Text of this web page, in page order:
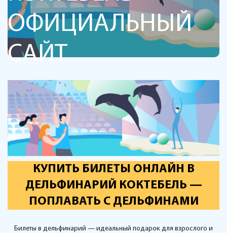
ОФИЦИАЛЬНЫЙ
САЙТ
КУПИТЬ БИЛЕТЫ ОНЛАЙН В
ДЕЛЬФИНАРИЙ КОКТЕБЕЛЬ —
ПОПЛАВАТЬ С ДЕЛЬФИНАМИ
Билеты в дельфинарий — идеальный подарок для взрослого и